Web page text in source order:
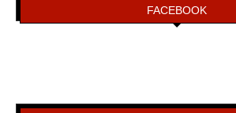
FACEBOOK